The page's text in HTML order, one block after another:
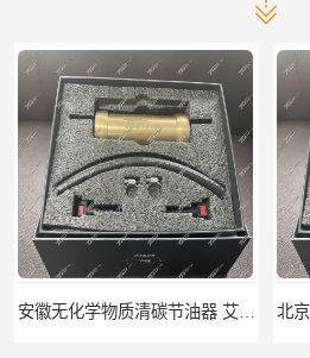
安徽无化学物质清碳节油器 艾速特EXOTE清碳节油器 节省燃油消耗 北京节燃油清碳节油器 艾速特EXOTE清碳节油器 减少燃料消耗